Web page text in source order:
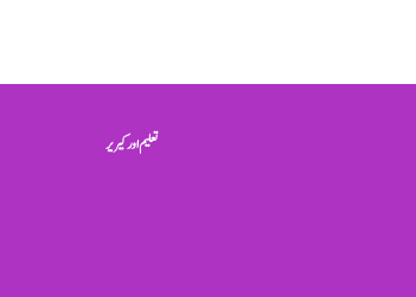
تعلیم اور کیریر